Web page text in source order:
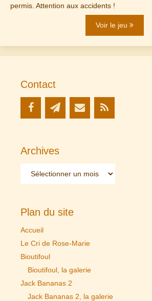
permis. Attention aux accidents !
Voir le jeu
Contact
Archives
Plan du site
Accueil
Le Cri de Rose-Marie
Bioutifoul
Bioutifoul, la galerie
Jack Bananas 2
Jack Bananas 2, la galerie